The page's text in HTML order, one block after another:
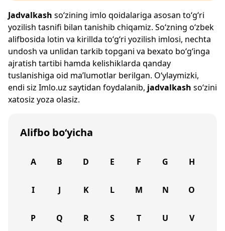
Jadvalkash so‘zining imlo qoidalariga asosan to‘g‘ri
yozilish tasnifi bilan tanishib chiqamiz. So‘zning o‘zbek
alifbosida lotin va kirillda to‘g‘ri yozilish imlosi, nechta
undosh va unlidan tarkib topgani va bexato bo‘g‘inga
ajratish tartibi hamda kelishiklarda qanday
tuslanishiga oid ma’lumotlar berilgan. O‘ylaymizki,
endi siz Imlo.uz saytidan foydalanib, jadvalkash so‘zini
xatosiz yoza olasiz.
Alifbo bo‘yicha
A B D E F G H
I J K L M N O
P Q R S T U V